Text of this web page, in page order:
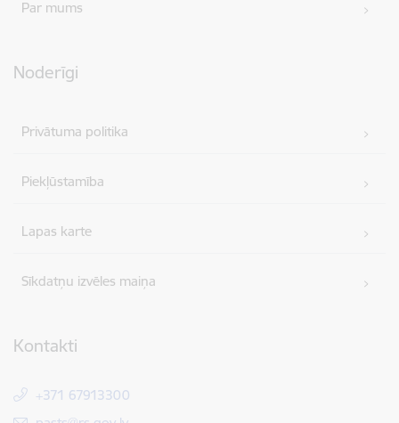
Par mums
Noderīgi
Privātuma politika
Piekļūstamība
Lapas karte
Sīkdatņu izvēles maiņa
Kontakti
+371 67913300